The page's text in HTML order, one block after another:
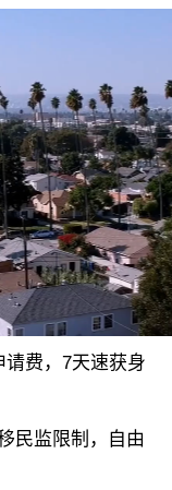
费，7天速获身
民监限制，自由